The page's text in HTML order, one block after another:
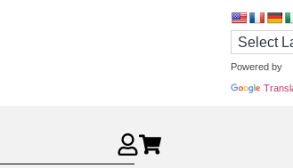
Powered by